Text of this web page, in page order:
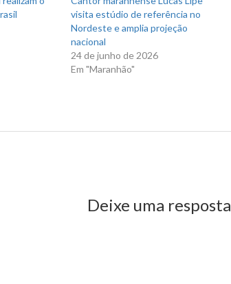
visita estúdio de referência no
Nordeste e amplia projeção
nacional
24 de junho de 2026
Em "Maranhão"
Deixe uma resposta